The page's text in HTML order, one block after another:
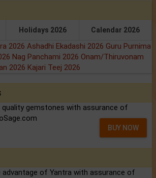
Holidays 2026 Calendar 2026
2026 Ashadhi Ekadashi 2026 Guru Purnima
Nag Panchami 2026 Onam/Thiruvonam
2026 Kajari Teej 2026
quality gemstones with assurance of
BUY NOW
advantage of Yantra with assurance of